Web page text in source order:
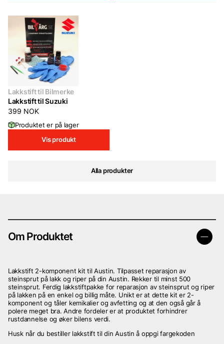
Alla produkter
Lakkstift til Bilmerke
Lakkstift til Suzuki
399 NOK
Produktet er på lager
Vis produkt
Om Produktet
Lakkstift 2-komponent kit til Austin. Tilpasset reparasjon av
steinsprut på lakk og riper på din Austin. Rekker til minst 500
steinsprut. Ferdig lakkstiftpakke for reparasjon av steinsprut og riper
på lakken på en enkel og billig måte. Unikt er at dette kit er 2-
komponent og tåler kemikalier og avfetting og at den også går å
polere meget bra. Andre fordeler er at produktet forhindrer
rustdannelse og øker bilens verdi.
Husk når du bestiller lakkstift til din Austin å oppgi fargekoden